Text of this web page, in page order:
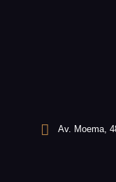
Av. Moema,